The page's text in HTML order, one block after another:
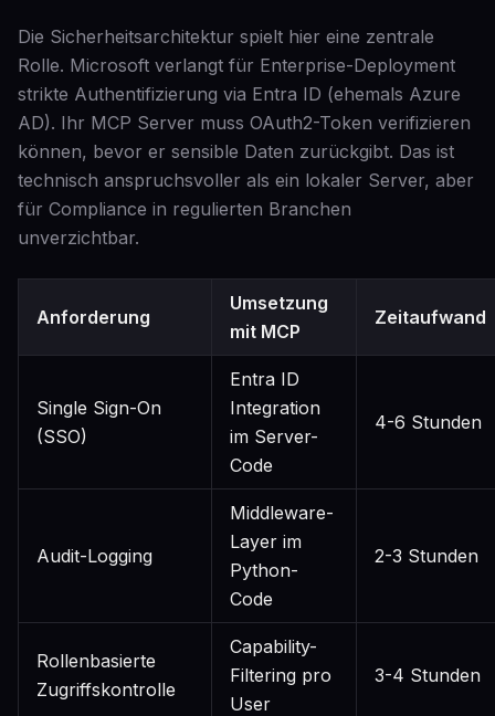
Die Sicherheitsarchitektur spielt hier eine zentrale
Rolle. Microsoft verlangt für Enterprise-Deployment
strikte Authentifizierung via Entra ID (ehemals Azure
AD). Ihr MCP Server muss OAuth2-Token verifizieren
können, bevor er sensible Daten zurückgibt. Das ist
technisch anspruchsvoller als ein lokaler Server, aber
für Compliance in regulierten Branchen
unverzichtbar.
Anforderung
Umsetzung
mit MCP
Zeitaufwand
Single Sign-On
(SSO)
Entra ID
Integration
im Server-
Code
4-6 Stunden
Audit-Logging
Middleware-
Layer im
Python-
Code
2-3 Stunden
Rollenbasierte
Zugriffskontrolle
Capability-
Filtering pro
User
3-4 Stunden